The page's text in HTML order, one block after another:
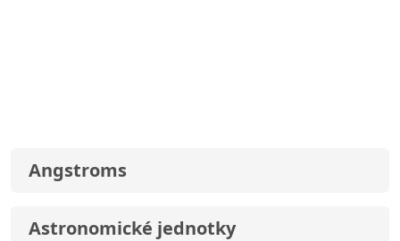
Angstroms
Astronomické jednotky